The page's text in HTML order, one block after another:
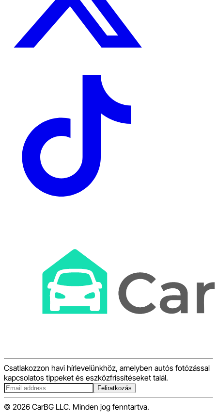
Csatlakozzon havi hírlevelünkhöz, amelyben autós fotózással
kapcsolatos tippeket és eszközfrissítéseket talál.
Feliratkozás
© 2026 CarBG LLC. Minden jog fenntartva.